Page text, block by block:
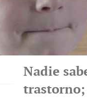
Nadie
trastorno;